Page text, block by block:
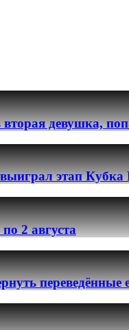
вторая девушка,
этап Кубка
2 августа
переведённые